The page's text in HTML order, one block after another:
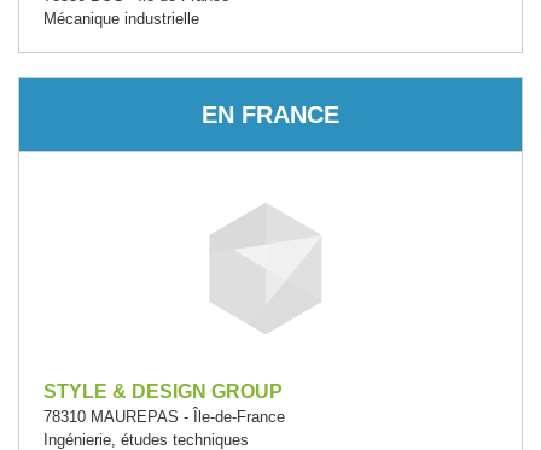
Mécanique industrielle
EN FRANCE
STYLE & DESIGN GROUP
78310 MAUREPAS - Île-de-France
Ingénierie, études techniques